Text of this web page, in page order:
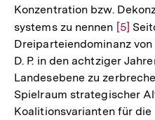
Konzentration bzw.
systems zu nennen Zur
der
[5]
Dreiparteiendominanz von
D. P. in den achtziger
Landesebene zu
Spielraum strategischer
Koalitionsvarianten für die